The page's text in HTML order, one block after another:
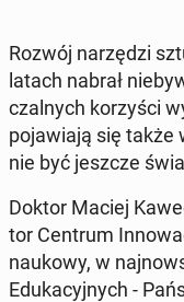
Rozwój na­rzę­dzi
latach nabrał
czal­nych ko­rzy­ści
po­ja­wia­ją się także
nie być jeszcze
Doktor Maciej
tor Centrum
naukowy, w
Edu­ka­cyj­nych -